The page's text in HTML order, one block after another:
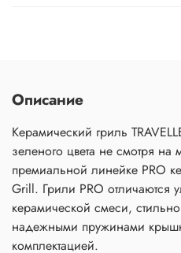
Описание
Керамический гриль
зеленого цвета не смотря на
премиальной линейке PRO
Grill. Грили PRO отличаются
керамической смеси,
надежными пружинами
комплектацией.